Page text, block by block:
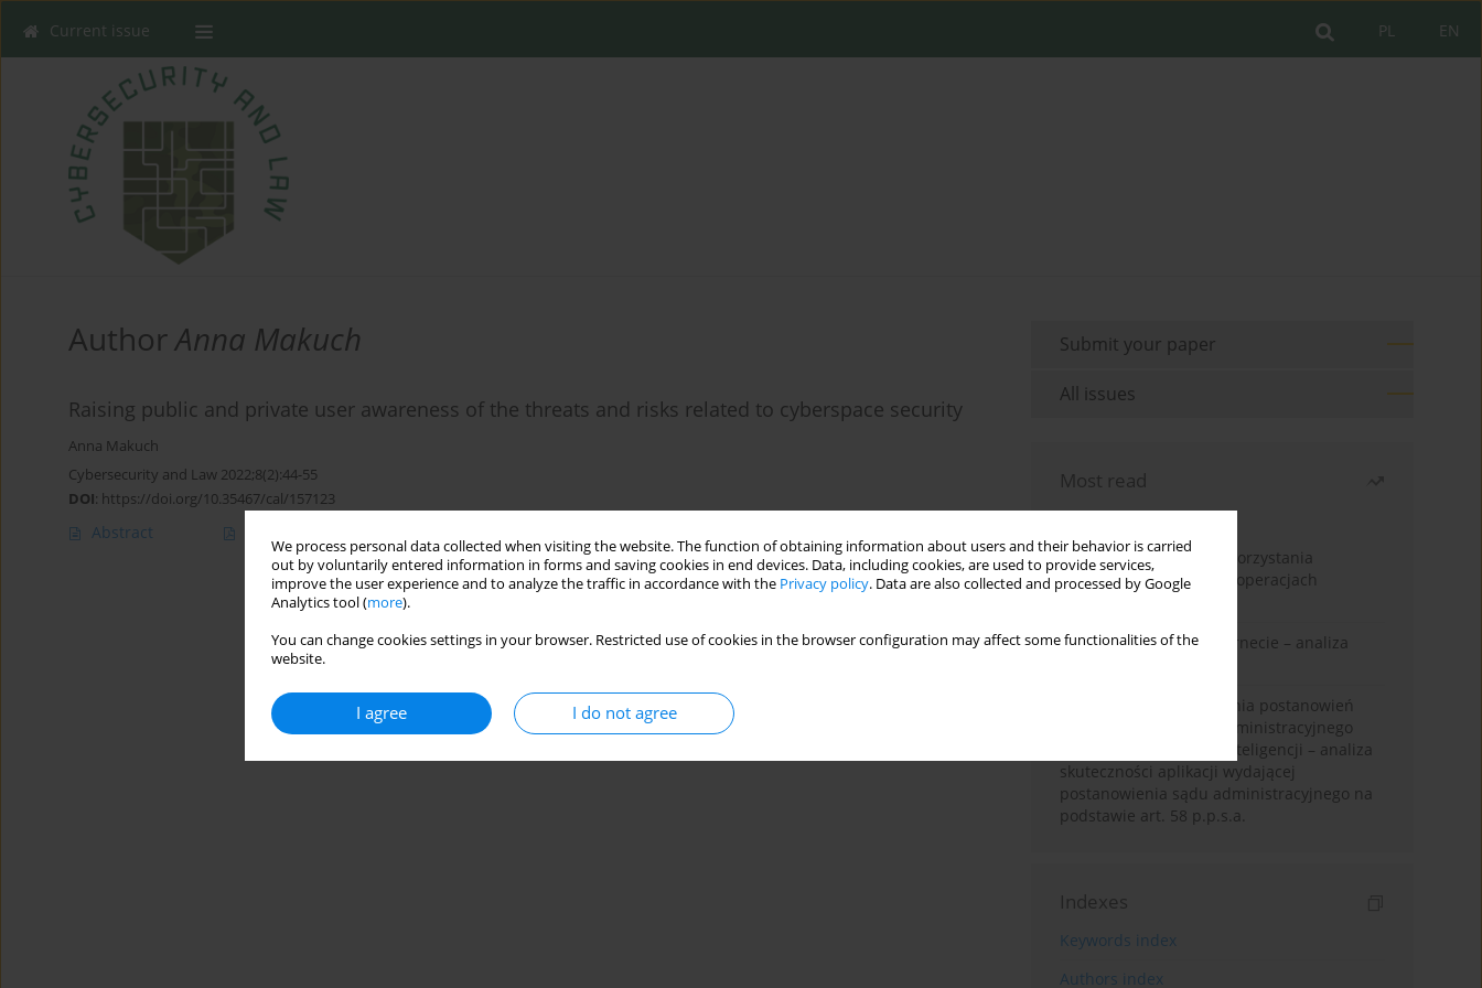
We process personal data collected when visiting the website. The function of obtaining information about users and their behavior is carried
out by voluntarily entered information in forms and saving cookies in end devices. Data, including cookies, are used to provide services,
improve the user experience and to analyze the traffic in accordance with the Privacy policy. Data are also collected and processed by Google
Analytics tool (more).
You can change cookies settings in your browser. Restricted use of cookies in the browser configuration may affect some functionalities of the
website.
I agree I do not agree
EN
PL
Current issue
AuthorAnna Makuch
Raising public and private user awareness of the threats and risks related to cyberspace security
Anna Makuch
Cybersecurity and Law 2022;8(2):44-55
DOI: https://doi.org/10.35467/cal/157123
Abstract
Submit your paper
All issues
Most read
Month
Year
Szanse i zagrożenia wykorzystania
sztucznej inteligencji w operacjach
Cyberzagrożenia w internecie – analiza
Automatyzacja wydawania postanowień
wojewódzkiego sądu administracyjnego
przy użyciu sztucznej inteligencji – analiza
skuteczności aplikacji wydającej
postanowienia sądu administracyjnego na
podstawie art. 58 p.p.s.a.
Indexes
Keywords index
Authors index